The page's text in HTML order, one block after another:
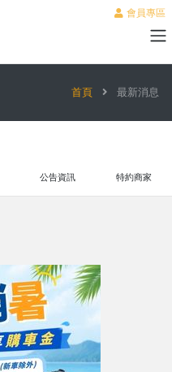
會員專區
首頁 最新消息
公告資訊 特約商家